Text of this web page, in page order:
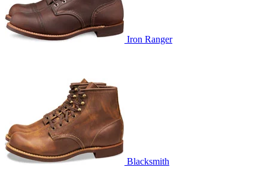
Iron Ranger
Blacksmith